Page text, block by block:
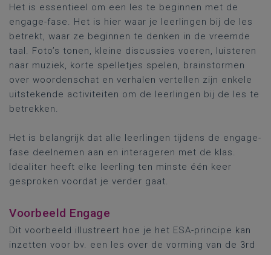
Het is essentieel om een les te beginnen met de
engage-fase. Het is hier waar je leerlingen bij de les
betrekt, waar ze beginnen te denken in de vreemde
taal. Foto’s tonen, kleine discussies voeren, luisteren
naar muziek, korte spelletjes spelen, brainstormen
over woordenschat en verhalen vertellen zijn enkele
uitstekende activiteiten om de leerlingen bij de les te
betrekken.
Het is belangrijk dat alle leerlingen tijdens de engage-
fase deelnemen aan en interageren met de klas.
Idealiter heeft elke leerling ten minste één keer
gesproken voordat je verder gaat.
Voorbeeld Engage
Dit voorbeeld illustreert hoe je het ESA-principe kan
inzetten voor bv. een les over de vorming van de 3rd